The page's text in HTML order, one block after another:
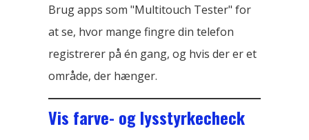
Brug apps som "Multitouch Tester" for
at se, hvor mange fingre din telefon
registrerer på én gang, og hvis der er et
område, der hænger.
Vis farve- og lysstyrkecheck